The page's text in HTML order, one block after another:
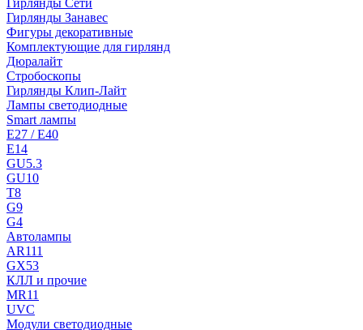
Гирлянды Сети
Гирлянды Занавес
Фигуры декоративные
Комплектующие для гирлянд
Дюралайт
Стробоскопы
Гирлянды Клип-Лайт
Лампы светодиодные
Smart лампы
E27 / E40
E14
GU5.3
GU10
T8
G9
G4
Автолампы
AR111
GX53
КЛЛ и прочие
MR11
UVC
Модули светодиодные